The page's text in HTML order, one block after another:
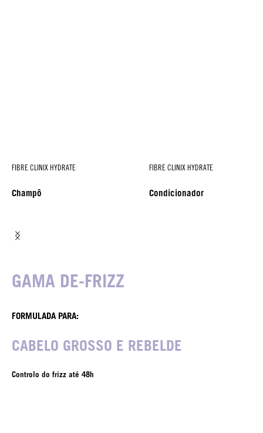
FIBRE CLINIX HYDRATE
Champô
FIBRE CLINIX HYDRATE
Condicionador
GAMA DE-FRIZZ
FORMULADA PARA:
CABELO GROSSO E REBELDE
Controlo do frizz até 48h